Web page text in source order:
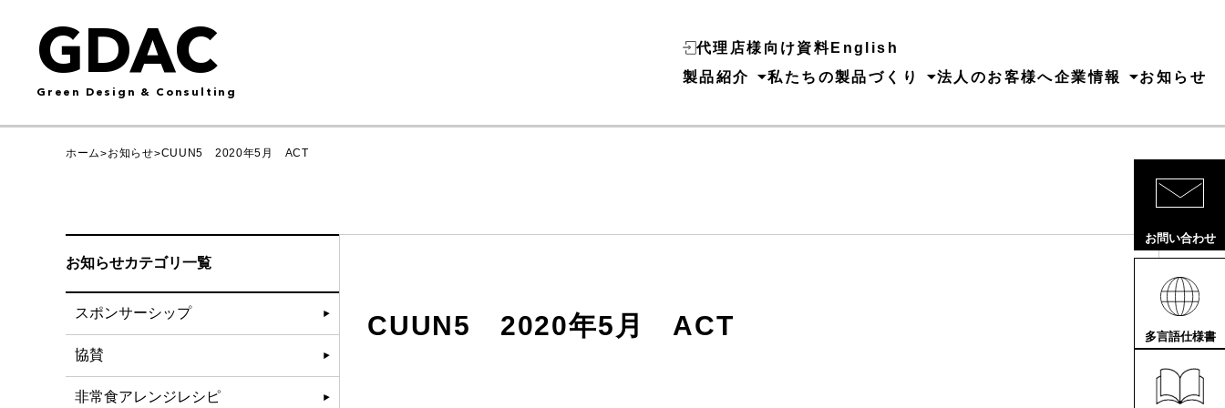
GDAC
Green Design & Consulting
代理店様向け資料 English
製品紹介
私たちの製品づくり 法人のお客様へ企業情報 お知らせ
ホーム>お知らせ>CUUN5 2020年5月 ACT
お知らせカテゴリ一覧
スポンサーシップ
協賛
非常食アレンジレシピ
CUUN5 2020年5月 ACT
お問い合わせ
多言語仕様書